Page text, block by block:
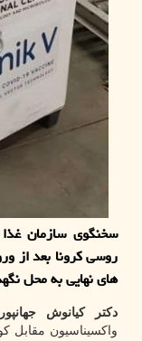
سخنگوی سازمان
روسی کرونا بعد از
های نهایی به محل
دکتر کیانوش جهانپور